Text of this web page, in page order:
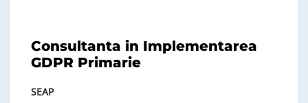
Consultanta in Implementarea
GDPR Primarie
SEAP